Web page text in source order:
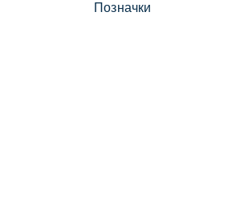
Позначки